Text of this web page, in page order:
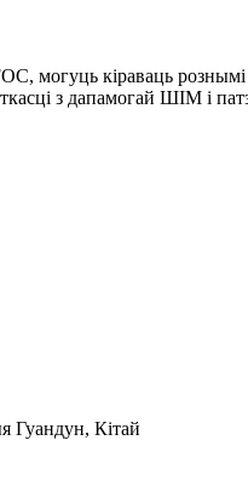
могуць кіраваць
з дапамогай ШІМ і
Гуандун, Кітай